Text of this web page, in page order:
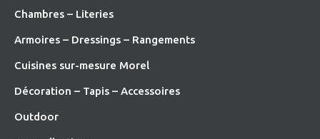
Chambres – Literies
Armoires – Dressings – Rangements
Cuisines sur-mesure Morel
Décoration – Tapis – Accessoires
Outdoor